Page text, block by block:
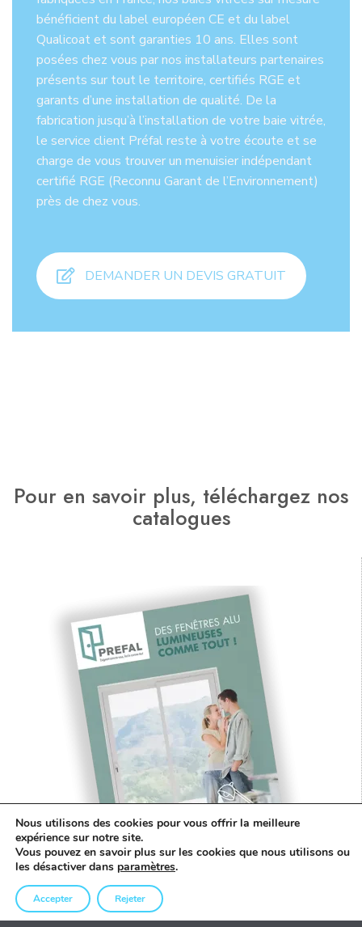
bénéficient du label européen CE et du label
Qualicoat et sont garanties 10 ans. Elles sont
posées chez vous par nos installateurs partenaires
présents sur tout le territoire, certifiés RGE et
garants d’une installation de qualité. De la
fabrication jusqu’à l’installation de votre baie vitrée,
le service client Préfal reste à votre écoute et se
charge de vous trouver un menuisier indépendant
certifié RGE (Reconnu Garant de l’Environnement)
près de chez vous.
DEMANDER UN DEVIS GRATUIT
Pour en savoir plus, téléchargez nos
catalogues
CATALOGUE ALUMINIUM
Nous utilisons des cookies pour vous offrir la meilleure
expérience sur notre site.
Vous pouvez en savoir plus sur les cookies que nous utilisons ou
les désactiver dans paramètres.
Accepter Rejeter